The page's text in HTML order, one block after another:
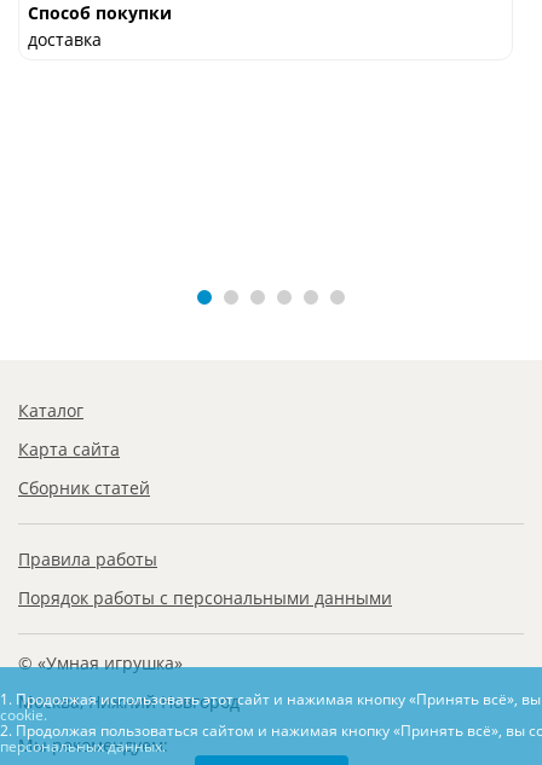
Способ покупки
доставка
Каталог
Карта сайта
Сборник статей
Правила работы
Порядок работы с персональными данными
© «Умная игрушка»
Москва, Нижний Новгород
Мы рекомендуем:
1. Продолжая использовать этот сайт и нажимая кнопку «Принять всё»,
cookie.
2. Продолжая пользоваться сайтом и нажимая кнопку «Принять всё», вы
персональных данных.